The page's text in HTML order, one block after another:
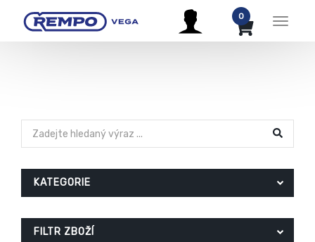
Menu
0
KATEGORIE
FILTR ZBOŽÍ